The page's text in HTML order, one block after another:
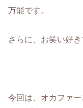
万能です。
さらに、お笑い好
今回は、オカファ